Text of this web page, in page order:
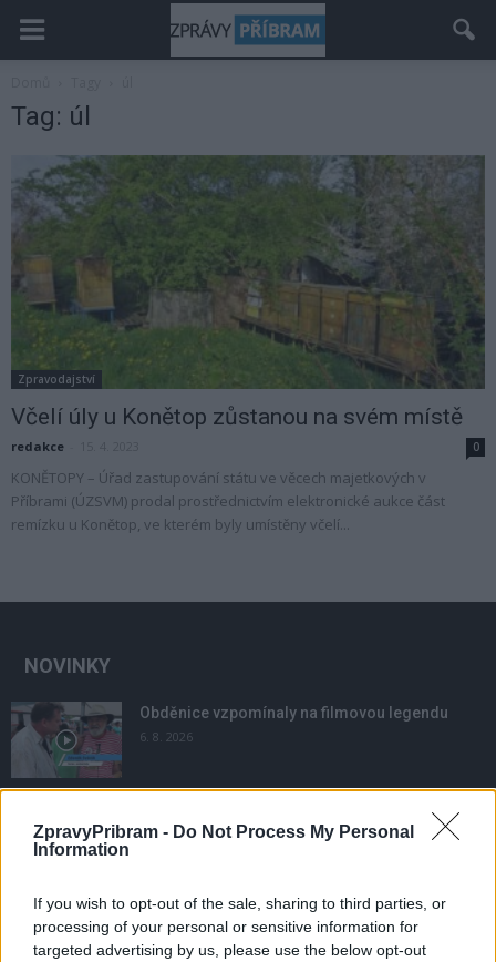
ZpravyPribram - Do Not Process My Personal
Information
If you wish to opt-out of the sale, sharing to third parties, or
processing of your personal or sensitive information for
targeted advertising by us, please use the below opt-out
Tag: úl
Zpravodajství
Včelí úly u Konětop zůstanou na svém místě
redakce 0
KONĚTOPY – Úřad zastupování státu ve věcech majetkových v
Příbrami (ÚZSVM) prodal prostřednictvím elektronické aukce část
remízku u Konětop, ve kterém byly umístěny včelí...
NOVINKY
Obděnice vzpomínaly na filmovou legendu
6. 8. 2026
Většina koupališť na Příbramsku nabízí výborné
podmínky. Horší voda je jen...
Příbram modernizuje parkovací automaty.
Přibudou i tři nové poblíž Svaté Hory